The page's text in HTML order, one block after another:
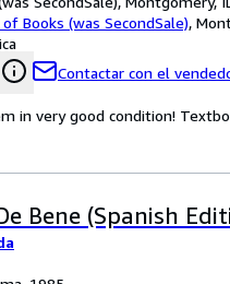
Books (was SecondSale),
Contactar con el
in very good condition!
Bene (Spanish